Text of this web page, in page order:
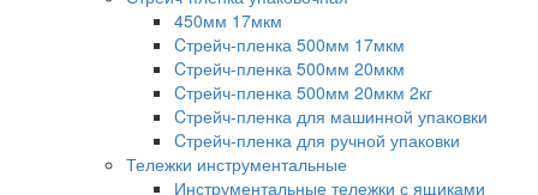
450мм 17мкм
Cтрейч-пленка 500мм 17мкм
Cтрейч-пленка 500мм 20мкм
Cтрейч-пленка 500мм 20мкм 2кг
Cтрейч-пленка для машинной упаковки
Cтрейч-пленка для ручной упаковки
Тележки инструментальные
Инструментальные тележки с ящиками